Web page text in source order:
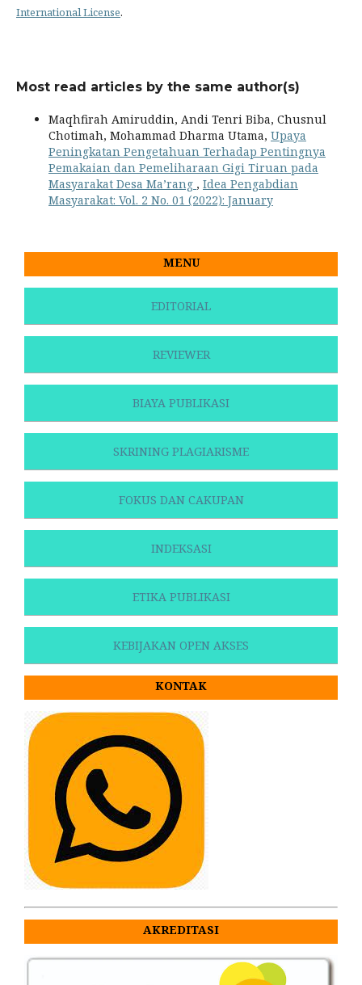
International License.
Most read articles by the same author(s)
Maqhfirah Amiruddin, Andi Tenri Biba, Chusnul
Chotimah, Mohammad Dharma Utama, Upaya
Peningkatan Pengetahuan Terhadap Pentingnya
Pemakaian dan Pemeliharaan Gigi Tiruan pada
Masyarakat Desa Ma’rang , Idea Pengabdian
Masyarakat: Vol. 2 No. 01 (2022): January
MENU
EDITORIAL
REVIEWER
BIAYA PUBLIKASI
SKRINING PLAGIARISME
FOKUS DAN CAKUPAN
INDEKSASI
ETIKA PUBLIKASI
KEBIJAKAN OPEN AKSES
KONTAK
AKREDITASI